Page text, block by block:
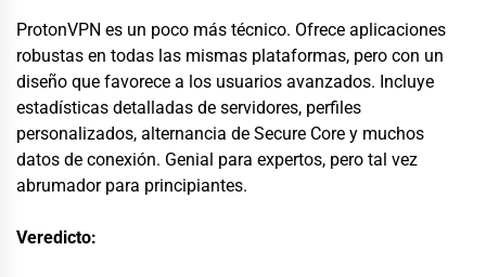
ProtonVPN es un poco más técnico. Ofrece aplicaciones
robustas en todas las mismas plataformas, pero con un
diseño que favorece a los usuarios avanzados. Incluye
estadísticas detalladas de servidores, perfiles
personalizados, alternancia de Secure Core y muchos
datos de conexión. Genial para expertos, pero tal vez
abrumador para principiantes.
Veredicto: